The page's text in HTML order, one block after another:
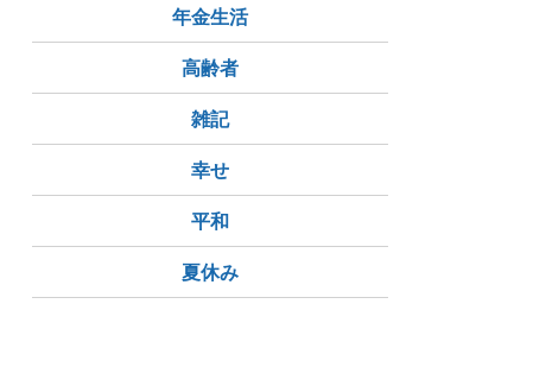
年金生活
高齢者
雑記
幸せ
平和
夏休み